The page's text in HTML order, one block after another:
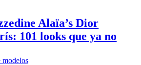
modelos
Alaïa’s Dior
101 looks que ya no